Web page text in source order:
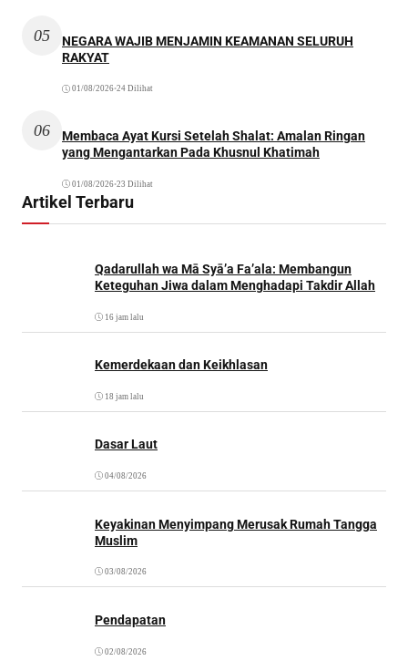
05
NEGARA WAJIB MENJAMIN KEAMANAN SELURUH
RAKYAT
01/08/2026•24 Dilihat
06
Membaca Ayat Kursi Setelah Shalat: Amalan Ringan
yang Mengantarkan Pada Khusnul Khatimah
01/08/2026•23 Dilihat
Artikel Terbaru
Qadarullah wa Mā Syā’a Fa’ala: Membangun
Keteguhan Jiwa dalam Menghadapi Takdir Allah
16 jam lalu
Kemerdekaan dan Keikhlasan
18 jam lalu
Dasar Laut
04/08/2026
Keyakinan Menyimpang Merusak Rumah Tangga
Muslim
03/08/2026
Pendapatan
02/08/2026